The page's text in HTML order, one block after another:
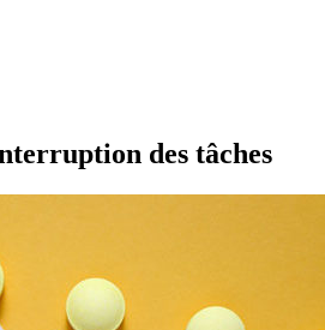
des tâches